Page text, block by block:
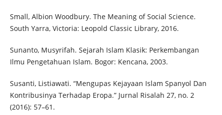
Small, Albion Woodbury. The Meaning of Social Science.
South Yarra, Victoria: Leopold Classic Library, 2016.
Sunanto, Musyrifah. Sejarah Islam Klasik: Perkembangan
Ilmu Pengetahuan Islam. Bogor: Kencana, 2003.
Susanti, Listiawati. “Mengupas Kejayaan Islam Spanyol Dan
Kontribusinya Terhadap Eropa.” Jurnal Risalah 27, no. 2
(2016): 57–61.